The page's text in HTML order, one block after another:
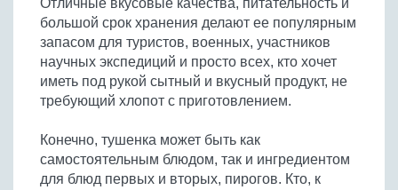
Бобовые
Яйца
Крупы
Отличные вкусовые качества, питательность и
большой срок хранения делают ее популярным
запасом для туристов, военных, участников
научных экспедиций и просто всех, кто хочет
иметь под рукой сытный и вкусный продукт, не
требующий хлопот с приготовлением.
Конечно, тушенка может быть как
самостоятельным блюдом, так и ингредиентом
для блюд первых и вторых, пирогов. Кто, к